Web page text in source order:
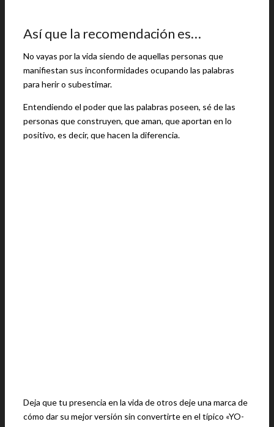
Así que la recomendación es…
No vayas por la vida siendo de aquellas personas que
manifiestan sus inconformidades ocupando las palabras
para herir o subestimar.
Entendiendo el poder que las palabras poseen, sé de las
personas que construyen, que aman, que aportan en lo
positivo, es decir, que hacen la diferencia.
Deja que tu presencia en la vida de otros deje una marca de
cómo dar su mejor versión sin convertirte en el típico «YO-